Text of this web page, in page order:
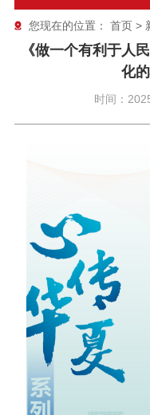
您现在的位置： 首页>
《做一个有利于
化
时间：